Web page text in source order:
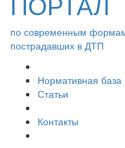
по современным
пострадавших в ДТП
Нормативная база
Статьи
Контакты